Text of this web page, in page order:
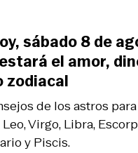
de los astros
Virgo, Libra,
y Piscis.
sábado 8 de
el amor,
zodiacal